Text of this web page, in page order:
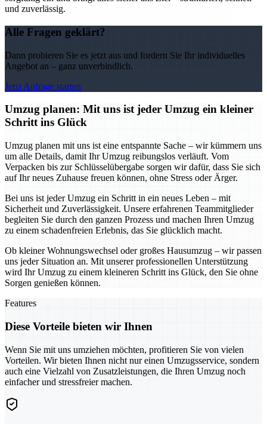
und zuverlässig.
Alle Fragen geklärt?
Dann probieren Sie es jetzt aus und fordern Sie Ihr individuelles
Angebot an – ganz unverbindlich.
Jetzt Anfrage starten
Umzug planen: Mit uns ist jeder Umzug ein kleiner
Schritt ins Glück
Umzug planen mit uns ist eine entspannte Sache – wir kümmern uns
um alle Details, damit Ihr Umzug reibungslos verläuft. Vom
Verpacken bis zur Schlüsselübergabe sorgen wir dafür, dass Sie sich
auf Ihr neues Zuhause freuen können, ohne Stress oder Ärger.
Bei uns ist jeder Umzug ein Schritt in ein neues Leben – mit
Sicherheit und Zuverlässigkeit. Unsere erfahrenen Teammitglieder
begleiten Sie durch den ganzen Prozess und machen Ihren Umzug
zu einem schadenfreien Erlebnis, das Sie glücklich macht.
Ob kleiner Wohnungswechsel oder großes Hausumzug – wir passen
uns jeder Situation an. Mit unserer professionellen Unterstützung
wird Ihr Umzug zu einem kleineren Schritt ins Glück, den Sie ohne
Sorgen genießen können.
Features
Diese Vorteile bieten wir Ihnen
Wenn Sie mit uns umziehen möchten, profitieren Sie von vielen
Vorteilen. Wir bieten Ihnen nicht nur einen Umzugsservice, sondern
auch eine Vielzahl von Zusatzleistungen, die Ihren Umzug noch
einfacher und stressfreier machen.